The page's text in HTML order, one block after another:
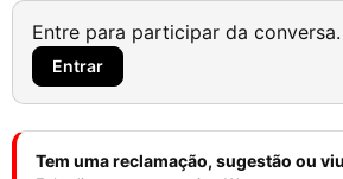
Entre para participar da conversa.
Entrar
Tem uma reclamação, sugestão ou